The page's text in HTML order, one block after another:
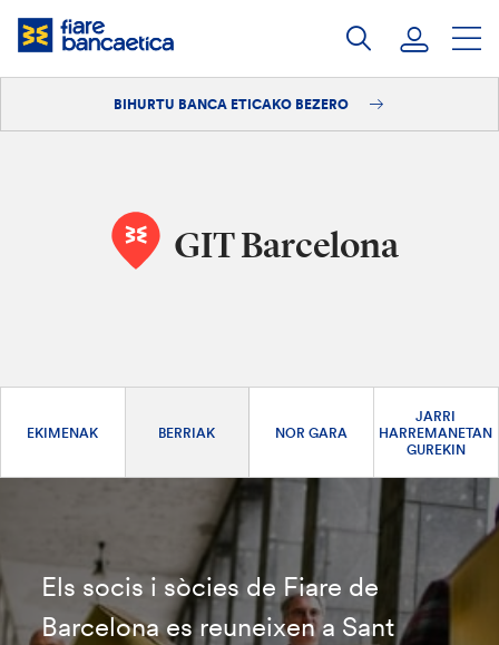
Pasatu
edukia
BIHURTU BANCA ETICAKO BEZERO
GIT Barcelona
EKIMENAK BERRIAK NOR GARA
JARRI
HARREMANETAN
GUREKIN
Els socis i sòcies de Fiare de
Barcelona es reuneixen a Sant